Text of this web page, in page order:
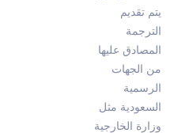
يتم تقديم
الترجمة
المصادق عليها
من الجهات
الرسمية
السعودية مثل
وزارة الخارجية